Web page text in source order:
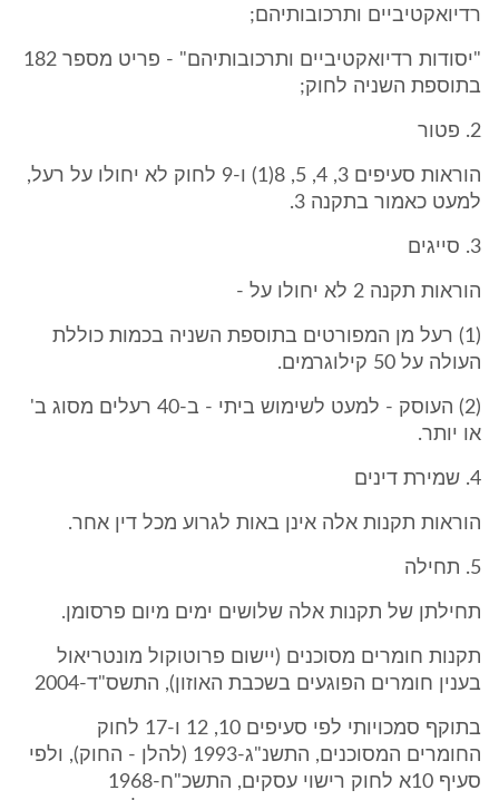
רדיואקטיביים ותרכובותיהם;
"יסודות רדיואקטיביים ותרכובותיהם" - פריט מספר 182
בתוספת השניה לחוק;
2. פטור
הוראות סעיפים 3, 4, 5, 8(1) ו-9 לחוק לא יחולו על רעל,
למעט כאמור בתקנה 3.
3. סייגים
הוראות תקנה 2 לא יחולו על -
(1) רעל מן המפורטים בתוספת השניה בכמות כוללת
העולה על 50 קילוגרמים.
(2) העוסק - למעט לשימוש ביתי - ב-40 רעלים מסוג ב'
או יותר.
4. שמירת דינים
הוראות תקנות אלה אינן באות לגרוע מכל דין אחר.
5. תחילה
תחילתן של תקנות אלה שלושים ימים מיום פרסומן.
תקנות חומרים מסוכנים (יישום פרוטוקול מונטריאול
בענין חומרים הפוגעים בשכבת האוזון), התשס"ד-2004
בתוקף סמכויותי לפי סעיפים 10, 12 ו-17 לחוק
החומרים המסוכנים, התשנ"ג-1993 (להלן - החוק), ולפי
סעיף 10א לחוק רישוי עסקים, התשכ"ח-1968